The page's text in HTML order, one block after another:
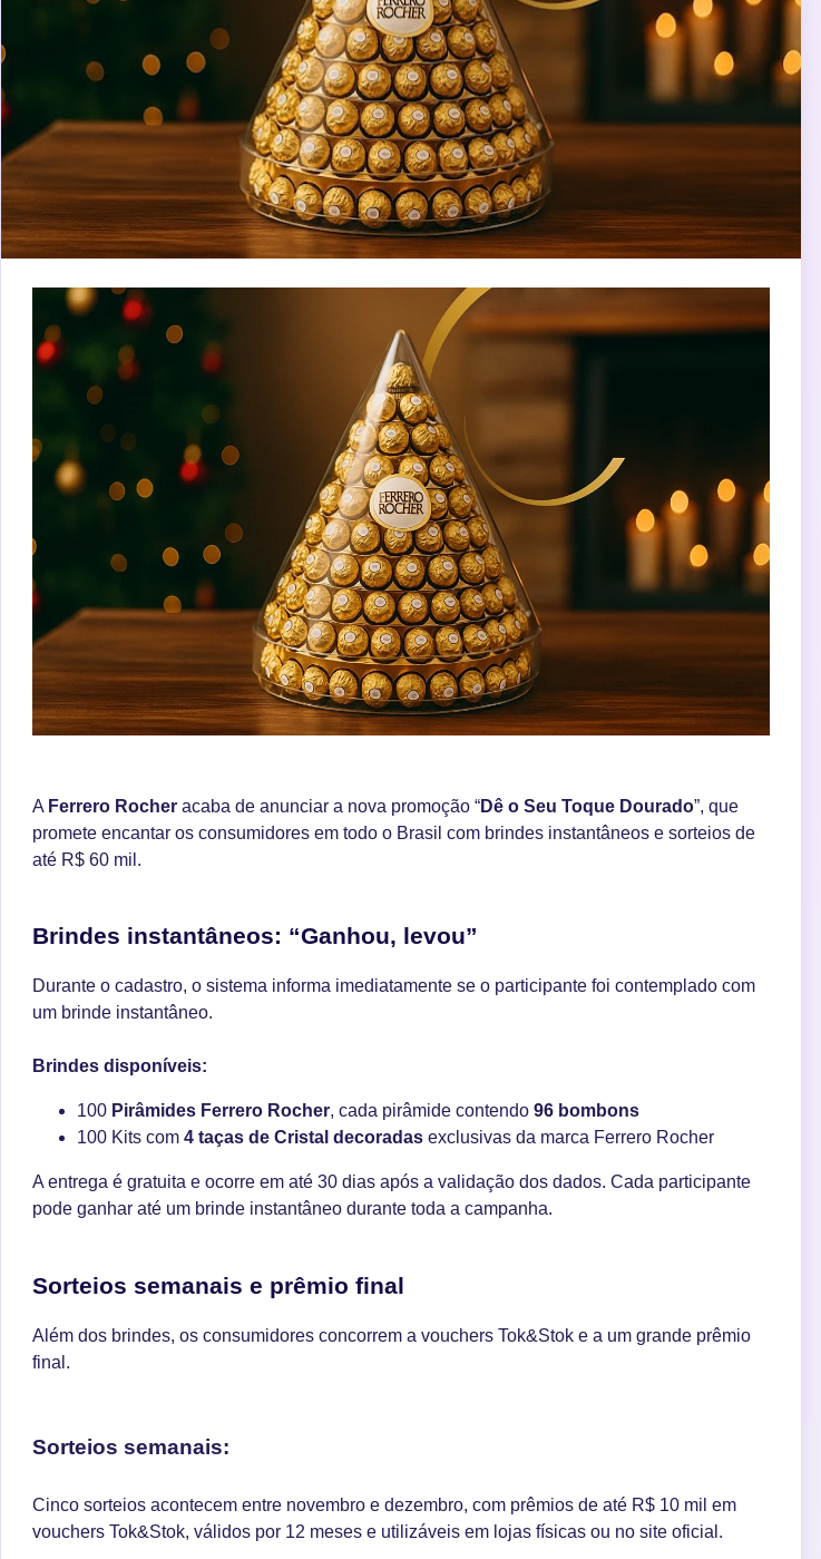
A Ferrero Rocher acaba de anunciar a nova promoção “Dê o Seu Toque Dourado”, que
promete encantar os consumidores em todo o Brasil com brindes instantâneos e sorteios de
até R$ 60 mil.
Brindes instantâneos: “Ganhou, levou”
Durante o cadastro, o sistema informa imediatamente se o participante foi contemplado com
um brinde instantâneo.
Brindes disponíveis:
100 Pirâmides Ferrero Rocher, cada pirâmide contendo 96 bombons
100 Kits com 4 taças de Cristal decoradas exclusivas da marca Ferrero Rocher
A entrega é gratuita e ocorre em até 30 dias após a validação dos dados. Cada participante
pode ganhar até um brinde instantâneo durante toda a campanha.
Sorteios semanais e prêmio final
Além dos brindes, os consumidores concorrem a vouchers Tok&Stok e a um grande prêmio
final.
Sorteios semanais:
Cinco sorteios acontecem entre novembro e dezembro, com prêmios de até R$ 10 mil em
vouchers Tok&Stok, válidos por 12 meses e utilizáveis em lojas físicas ou no site oficial.